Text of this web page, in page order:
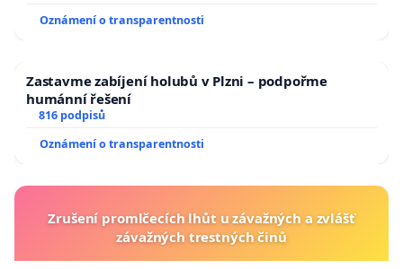
Oznámení o transparentnosti
Zastavme zabíjení holubů v Plzni – podpořme
humánní řešení
816 podpisů
Oznámení o transparentnosti
Zrušení promlčecích lhůt u závažných a zvlášť
závažných trestných činů